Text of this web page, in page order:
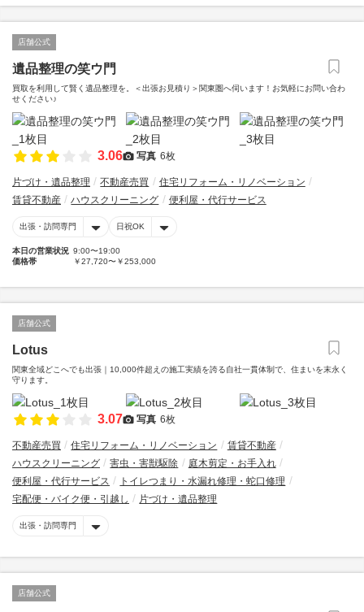
店舗公式
遺品整理の笑ウ門
買取を利用して賢く遺品整理を。＜出張お見積り＞関東圏へ伺います！お気軽にお問い合わ
せください♪
3.06 写真 6枚
片づけ・遺品整理 不動産売買
住宅リフォーム・リノベーション
賃貸不動産
ハウスクリーニング 便利屋・代行サービス
出張・訪問専門 日祝OK
本日の営業状況 9:00〜19:00
価格帯
￥27,720〜￥253,000
店舗公式
Lotus
関東全域どこへでも出張｜10,000件超えの施工実績を誇る自社一貫体制で、住まいを末永く
守ります。
3.07 写真 6枚
不動産売買 住宅リフォーム・リノベーション
賃貸不動産
ハウスクリーニング
害虫・害獣駆除
庭木剪定・お手入れ
便利屋・代行サービス
トイレつまり・水漏れ修理・蛇口修理
宅配便・バイク便・引越し
片づけ・遺品整理
出張・訪問専門
店舗公式